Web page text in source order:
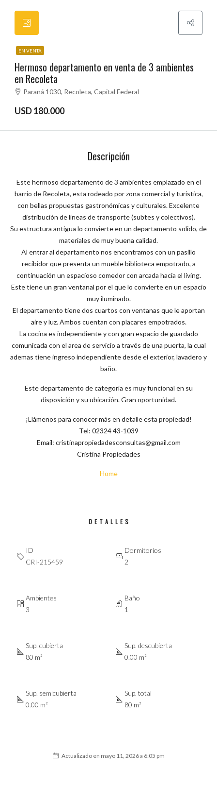
EN VENTA
Hermoso departamento en venta de 3 ambientes
en Recoleta
Paraná 1030, Recoleta, Capital Federal
USD 180.000
Descripción
Este hermoso departamento de 3 ambientes emplazado en el
barrio de Recoleta, esta rodeado por zona comercial y turística,
con bellas propuestas gastronómicas y culturales. Excelente
distribución de líneas de transporte (subtes y colectivos).
Su estructura antigua lo convierte en un departamento solido, de
materiales de muy buena calidad.
Al entrar al departamento nos encontramos con un pasillo
recibidor que presenta un mueble biblioteca empotrado, a
continuación un espacioso comedor con arcada hacia el living.
Este tiene un gran ventanal por el que lo convierte en un espacio
muy iluminado.
El departamento tiene dos cuartos con ventanas que le aportan
aire y luz. Ambos cuentan con placares empotrados.
La cocina es independiente y con gran espacio de guardado
comunicada con el area de servicio a través de una puerta, la cual
ademas tiene ingreso independiente desde el exterior, lavadero y
baño.
Este departamento de categoría es muy funcional en su
disposición y su ubicación. Gran oportunidad.
¡Llámenos para conocer más en detalle esta propiedad!
Tel: 02324 43-1039
Email: cristinapropiedadesconsultas@gmail.com
Cristina Propiedades
Home
DETALLES
ID
CRI-215459
Dormitorios
2
Ambientes
3
Baño
1
Sup. cubierta
80 m²
Sup. descubierta
0.00 m²
Sup. semicubierta
0.00 m²
Sup. total
80 m²
Actualizado en mayo 11, 2026 a 6:05 pm